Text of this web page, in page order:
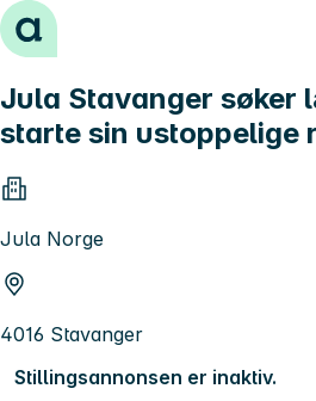
Hopp til innhold
Jula Stavanger søker
starte sin ustoppelige
Jula Norge
4016 Stavanger
Stillingsannonsen er inaktiv.